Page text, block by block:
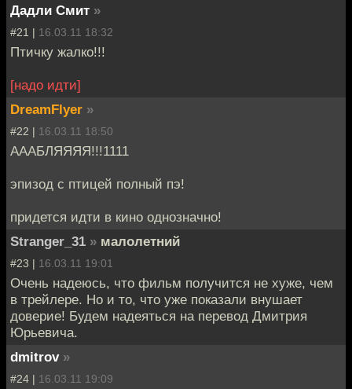
Дадли Смит »
#21 | 16.03.11 18:32
Птичку жалко!!!
[надо идти]
DreamFlyer »
#22 | 16.03.11 18:50
АААБЛЯЯЯЯ!!!1111
эпизод с птицей полный пэ!
придется идти в кино однозначно!
Stranger_31 » малолетний
#23 | 16.03.11 19:01
Очень надеюсь, что фильм получится не хуже, чем
в трейлере. Но и то, что уже показали внушает
доверие! Будем надеяться на перевод Дмитрия
Юрьевича.
dmitrov »
#24 | 16.03.11 19:09